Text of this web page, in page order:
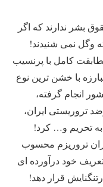
بشر ندارند که اگر
وگل نمی شنیدند!
کامل با پرنسیب
با خشن ترین نوع
انجام گرفته،
تروریستی ایران،
به تحریم و… کرد!
تروریزم محسوب
خود درآورده ای
قرار دهد!